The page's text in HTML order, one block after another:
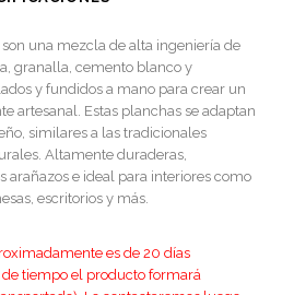
son una mezcla de alta ingeniería de
granalla, cemento blanco y
y fundidos a mano para crear un
artesanal. Estas planchas se adaptan
similares a las tradicionales
Altamente duraderas,
arañazos e ideal para interiores como
escritorios y más.
es de 20 días
tiempo el producto formará